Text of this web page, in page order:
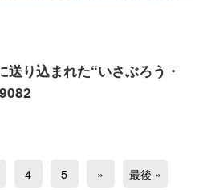
り込まれた“いさぶろう・
4 5 » 最後 »